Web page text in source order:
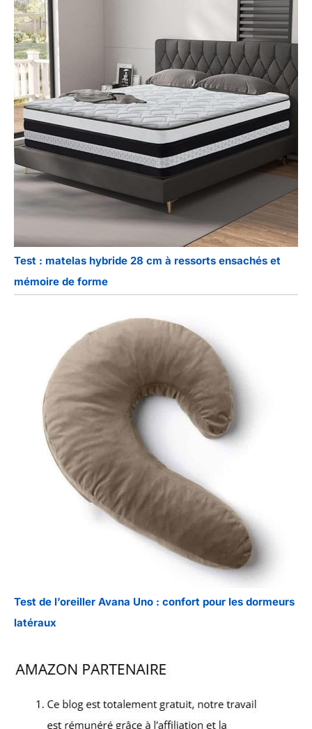
Test : matelas hybride 28 cm à ressorts ensachés et
mémoire de forme
Test de l’oreiller Avana Uno : confort pour les dormeurs
latéraux